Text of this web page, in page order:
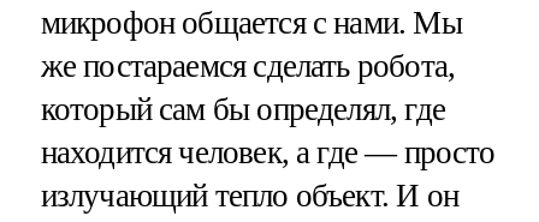
микрофон общается с нами. Мы
же постараемся сделать робота,
который сам бы определял, где
находится человек, а где — просто
излучающий тепло объект. И он